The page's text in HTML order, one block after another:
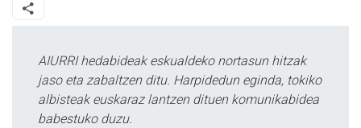
AIURRI hedabideak eskualdeko nortasun hitzak
jaso eta zabaltzen ditu. Harpidedun eginda, tokiko
albisteak euskaraz lantzen dituen komunikabidea
babestuko duzu.